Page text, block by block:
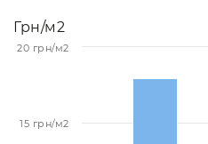
Грн/м2
15 грн/м2
20 грн/м2